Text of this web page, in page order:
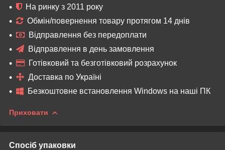
На ринку з 2011 року
Обмін/повернення товару протягом 14 днів
Відправлення без передоплати
Відправлення в день замовлення
Готівковий та безготівковий розрахунок
Доставка по Україні
Безкоштовне встановлення Windows на наші ПК
Приховати
Спосіб упаковки